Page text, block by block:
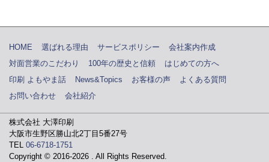
HOME 選ばれる理由 サービスポリシー
会社案内作成
対面営業のこだわり
100年の歴史と信頼
はじめての方へ
印刷 よもやま話
News&Topics お客様の声
よくある質問
お問い合わせ
会社紹介
株式会社 大澤印刷
大阪市生野区勝山北2丁目5番27号
TEL 06-6718-1751
Copyright © 2016-2026 . All Rights Reserved.